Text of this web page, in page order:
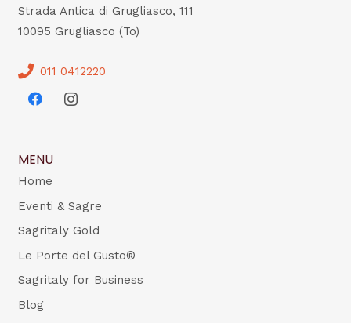
Strada Antica di Grugliasco, 111
10095 Grugliasco (To)
011 0412220
MENU
Home
Eventi & Sagre
Sagritaly Gold
Le Porte del Gusto®
Sagritaly for Business
Blog